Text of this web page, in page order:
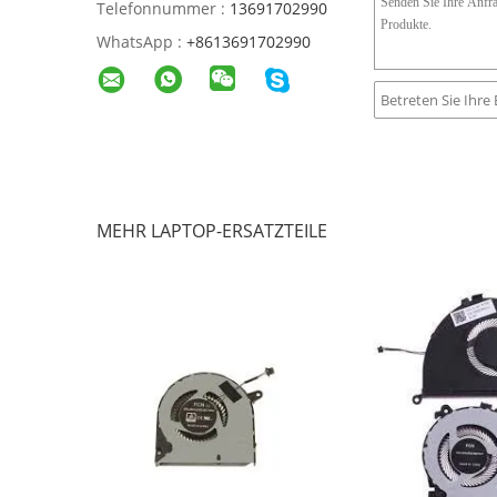
Telefonnummer : 13691702990
WhatsApp : +8613691702990
MEHR LAPTOP-ERSATZTEILE